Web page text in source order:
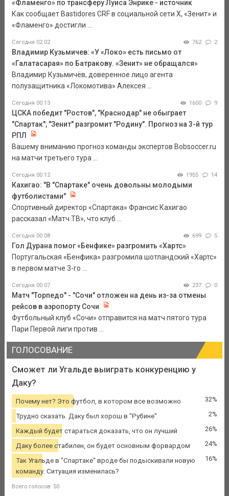
«Фламенго» по трансферу Луиса Энрике - источник
Как сообщает Bastidores CRF в социальной сети Х, «Зенит» и
«Фламенго» достигли ...
Сегодня 02:02 762 2
Владимир Кузьмичев: «У «Локо» есть письмо от
«Галатасарая» по Батракову. «Зенит» не обращался»
Владимир Кузьмичёв, доверенное лицо агента
полузащитника «Локомотива» Алексея ...
Сегодня 00:13 1600 9
ЦСКА победит "Ростов", "Краснодар" не обыграет
"Спартак", "Зенит" разгромит "Родину". Прогноз на 3-й тур
РПЛ
Вашему вниманию прогноз команды экспертов Bobsoccer.ru
на матчи третьего тура ...
Сегодня 00:12 1955 14
Кахигао: "В "Спартаке" очень довольны молодыми
футболистами"
Спортивный директор «Спартака» Франсис Кахигао
рассказал «Матч ТВ», что клуб ...
Сегодня 00:08 699 5
Гол Дурана помог «Бенфике» разгромить «Хартс»
Португальская «Бенфика» разгромила шотландский «Хартс»
в первом матче 3-го ...
Сегодня 00:07 237 0
Матч "Торпедо" - "Сочи" отложен на день из-за отмены
рейсов в аэропорту Сочи
Футбольный клуб «Сочи» отправится на матч пятого тура
Пари Первой лиги против ...
ГОЛОСОВАНИЕ
Сможет ли Угальде выиграть конкуренцию у
Даку?
Почему нет? Это футбол, в котором все возможно 32%
Трудно сказать. Даку был хорош в "Рубине" 2%
Каждый будет стараться доказать, что он лучший 26%
Даку более стабилен, он будет основным форвардом 24%
Так Угальде в "Спартаке" вроде бы подыскивали новую
команду. Ситуация изменилась?
16%
Всего голосов: 50